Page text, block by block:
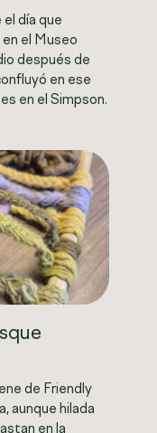
día que
el Museo
después de
en ese
en el Simpson.
de Friendly
aunque hilada
en la